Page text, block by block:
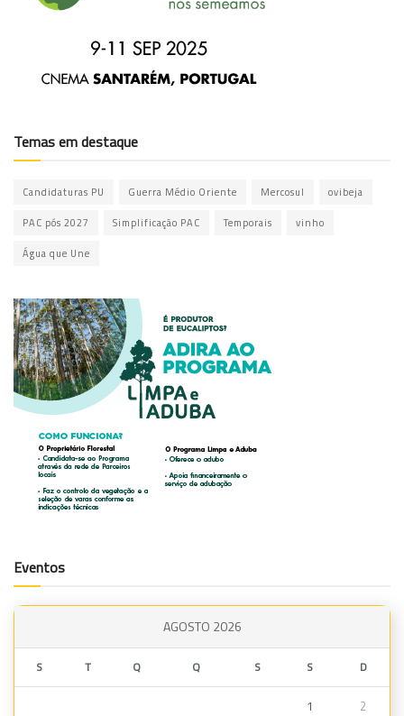
Temas em destaque
Candidaturas PU Guerra Médio Oriente Mercosul ovibeja
PAC pós 2027 Simplificação PAC Temporais vinho
Água que Une
Eventos
AGOSTO 2026
S T Q Q S S D
1 2